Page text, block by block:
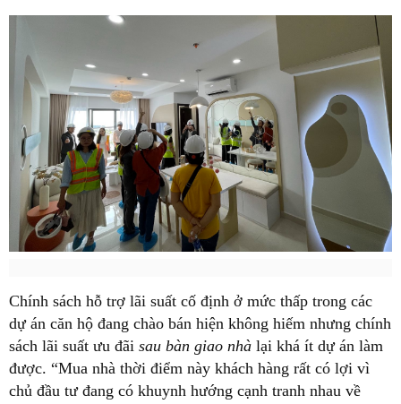
Chính sách hỗ trợ lãi suất cố định ở mức thấp trong các
dự án căn hộ đang chào bán hiện không hiếm nhưng chính
sách lãi suất ưu đãi sau bàn giao nhà lại khá ít dự án làm
được. “Mua nhà thời điểm này khách hàng rất có lợi vì
chủ đầu tư đang có khuynh hướng cạnh tranh nhau về